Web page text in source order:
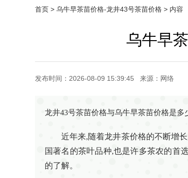
首页 > 乌牛早茶苗价格-龙井43号茶苗价格 > 内容
乌牛早
发布时间：2026-08-09 15:39:45 来源：网络
龙井43号茶苗价格与乌牛早茶苗价格是多
近年来,随着龙井茶价格的不断增
国著名的茶叶品种,也是许多茶农的首
的了解。